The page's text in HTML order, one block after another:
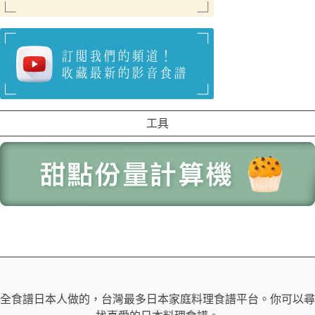
工具
全食譜日本人做的，台灣最多日本家庭料理食譜平台。你可以尋